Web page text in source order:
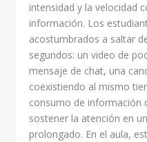
intensidad y la velocidad
información. Los
acostumbrados a saltar
segundos: un video de
mensaje de chat, una
coexistiendo al mismo
consumo de información
sostener la atención en
prolongado. En el aula,